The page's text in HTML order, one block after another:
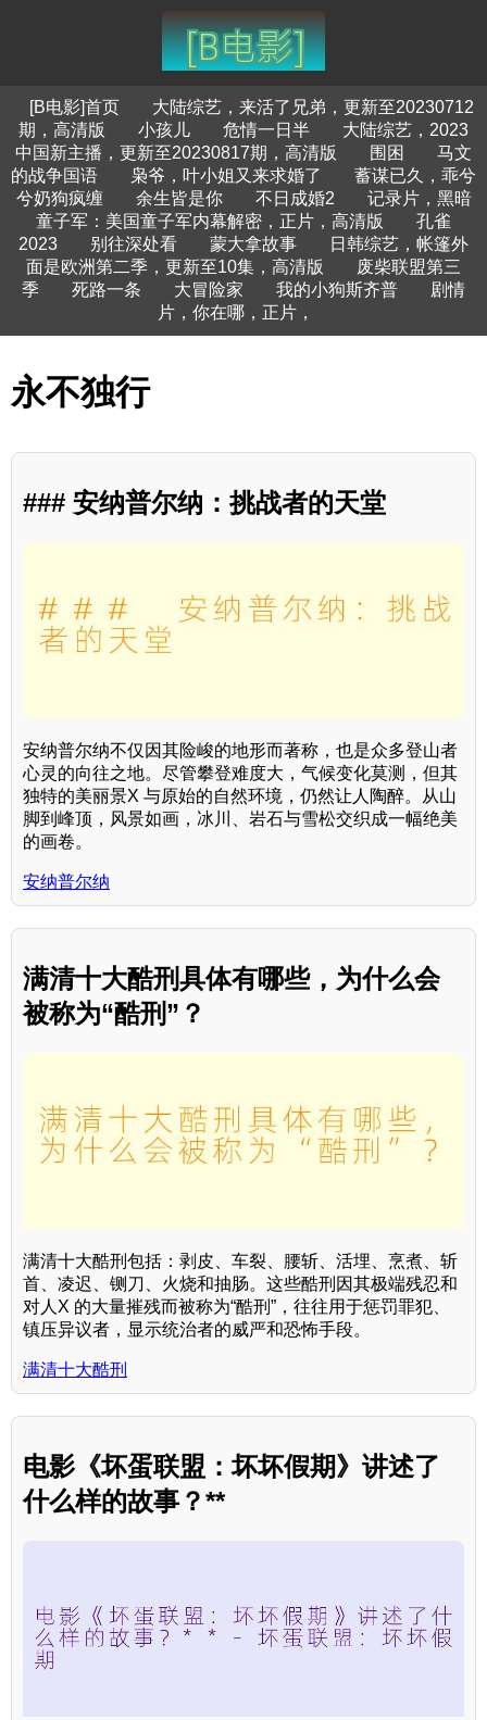
[B电影]首页
大陆综艺，来活了兄弟，更新至20230712
期，高清版
小孩儿 危情一日半
大陆综艺，2023
中国新主播，更新至20230817期，高清版
围困
马文
的战争国语
枭爷，叶小姐又来求婚了
蓄谋已久，乖兮
兮奶狗疯缠
余生皆是你 不日成婚2
记录片，黑暗
童子军：美国童子军内幕解密，正片，高清版
孔雀
2023
别往深处看 蒙大拿故事
日韩综艺，帐篷外
面是欧洲第二季，更新至10集，高清版
废柴联盟第三
季
死路一条 大冒险家 我的小狗斯齐普
剧情
片，你在哪，正片，
永不独行
### 安纳普尔纳：挑战者的天堂
安纳普尔纳不仅因其险峻的地形而著称，也是众多登山者
心灵的向往之地。尽管攀登难度大，气候变化莫测，但其
独特的美丽景X 与原始的自然环境，仍然让人陶醉。从山
脚到峰顶，风景如画，冰川、岩石与雪松交织成一幅绝美
的画卷。
安纳普尔纳
满清十大酷刑具体有哪些，为什么会
被称为“酷刑”？
满清十大酷刑包括：剥皮、车裂、腰斩、活埋、烹煮、斩
首、凌迟、铡刀、火烧和抽肠。这些酷刑因其极端残忍和
对人X 的大量摧残而被称为“酷刑”，往往用于惩罚罪犯、
镇压异议者，显示统治者的威严和恐怖手段。
满清十大酷刑
电影《坏蛋联盟：坏坏假期》讲述了
什么样的故事？**